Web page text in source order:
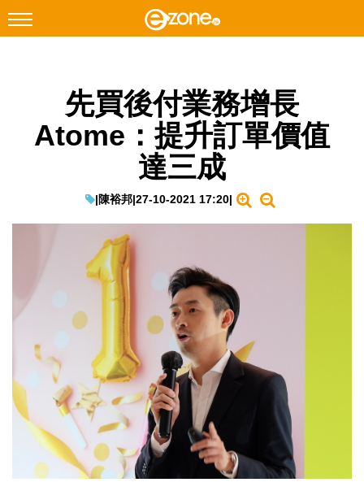
Facebook Instagram
科技焦點
教學評測
IT Times
生成式AI與雲端應用
Enterprise Digital Transformation
特集
先買後付業務增長
Atome：提升訂單價值
達三成
|陳裕邦|27-10-2021 17:20|